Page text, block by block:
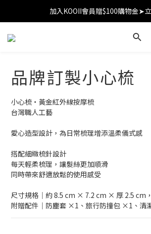
加入KOOII會員贈$100購物金➤
加入KOOII會員贈$100購物金➤
全館$3,000免運
品牌訂製小心梳
小心梳・黃金紅外線按摩梳
台灣職人工藝
愛心造型設計，為日常梳理增添溫柔儀式感
搭配細緻梳針設計
每天輕柔梳理，讓髮絲更加順滑
同時帶來舒適放鬆的使用感受
尺寸規格｜約 8.5 cm × 7.2 cm × 厚 2.5 cm
附贈配件｜防塵套 ×1、旅行防撞包 ×1、清